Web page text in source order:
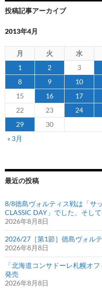
投稿記事アーカイブ
2013年4月
月 火 水
1
2 3
8
9 10
15
16 17
22
23 24
29
30
« 3月
最近の投稿
8/8徳島ヴォルティス戦は「サ
CLASSIC DAY」でした、そし
2026年8月8日
2026/27［第1節］徳島ヴォル
2026年8月8日
「北海道コンサドーレ札幌オ
発売
2026年8月8日